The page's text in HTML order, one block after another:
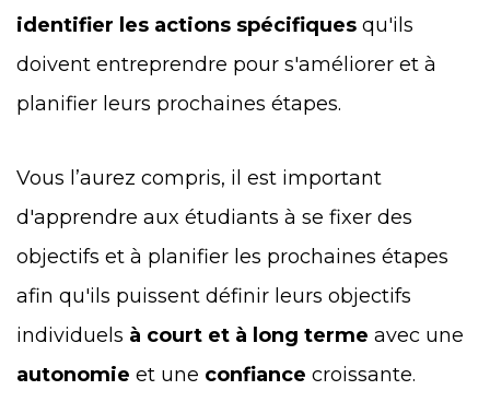
identifier les actions spécifiques qu'ils
doivent entreprendre pour s'améliorer et à
planifier leurs prochaines étapes.
Vous l’aurez compris, il est important
d'apprendre aux étudiants à se fixer des
objectifs et à planifier les prochaines étapes
afin qu'ils puissent définir leurs objectifs
individuels à court et à long terme avec une
autonomie et une confiance croissante.